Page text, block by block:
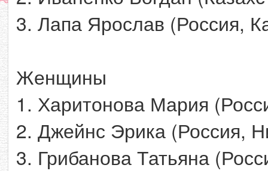
3. Лапа Ярослав (Россия,
Женщины
1. Харитонова Мария
2. Джейнс Эрика (Россия,
3. Грибанова Татьяна